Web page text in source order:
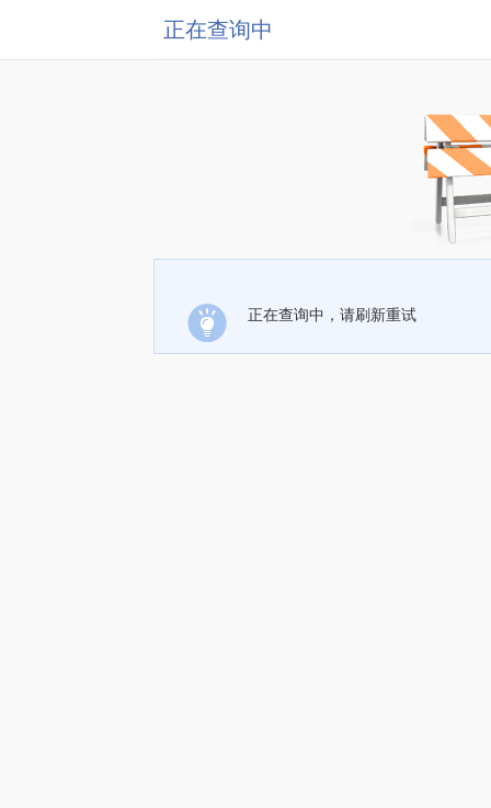
正在查询中
正在查询中，请刷新重试